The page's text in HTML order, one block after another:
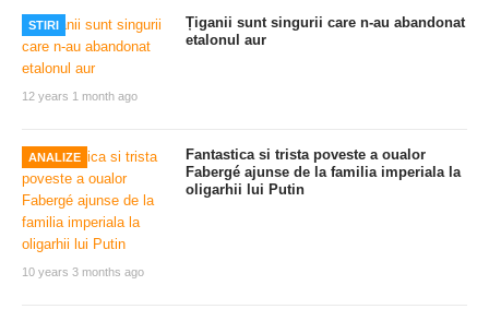
STIRI
12 years 1 month ago
Țiganii sunt singurii care n-au abandonat
etalonul aur
ANALIZE
10 years 3 months ago
Fantastica si trista poveste a oualor
Fabergé ajunse de la familia imperiala la
oligarhii lui Putin